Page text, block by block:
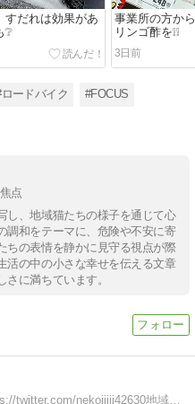
すだれは効果があ
事業所の方か
リンゴ酢を❕❕
3日前
ードバイク #FOCUS
点
し、地域猫たちの様子を通じて心
調和をテーマに、危険や不安に寄
ちの表情を静かに見守る視点が際
活の中の小さな幸せを伝える文章
に満ちています。